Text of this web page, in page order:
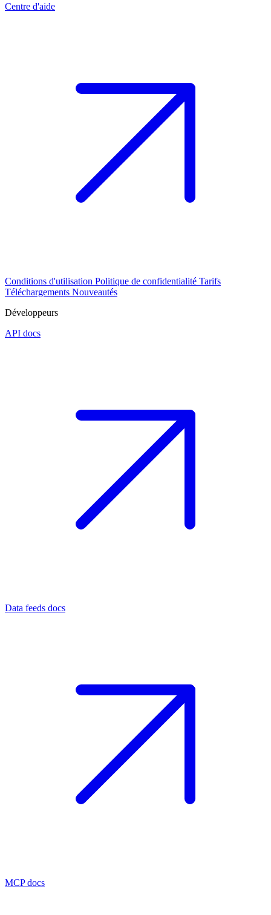
Centre d'aide
Conditions d'utilisation Politique de confidentialité Tarifs
Téléchargements Nouveautés
Développeurs
API docs
Data feeds docs
MCP docs